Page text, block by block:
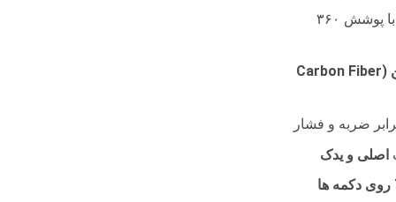
1,890,000 تومان
با پوشش ۳۶۰
طراحی اسپرت طرح کربن (Carbon Fiber
ضربه و فشار
اصلی و یدک